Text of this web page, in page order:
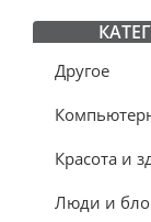
Другое
Красота и
Люди и